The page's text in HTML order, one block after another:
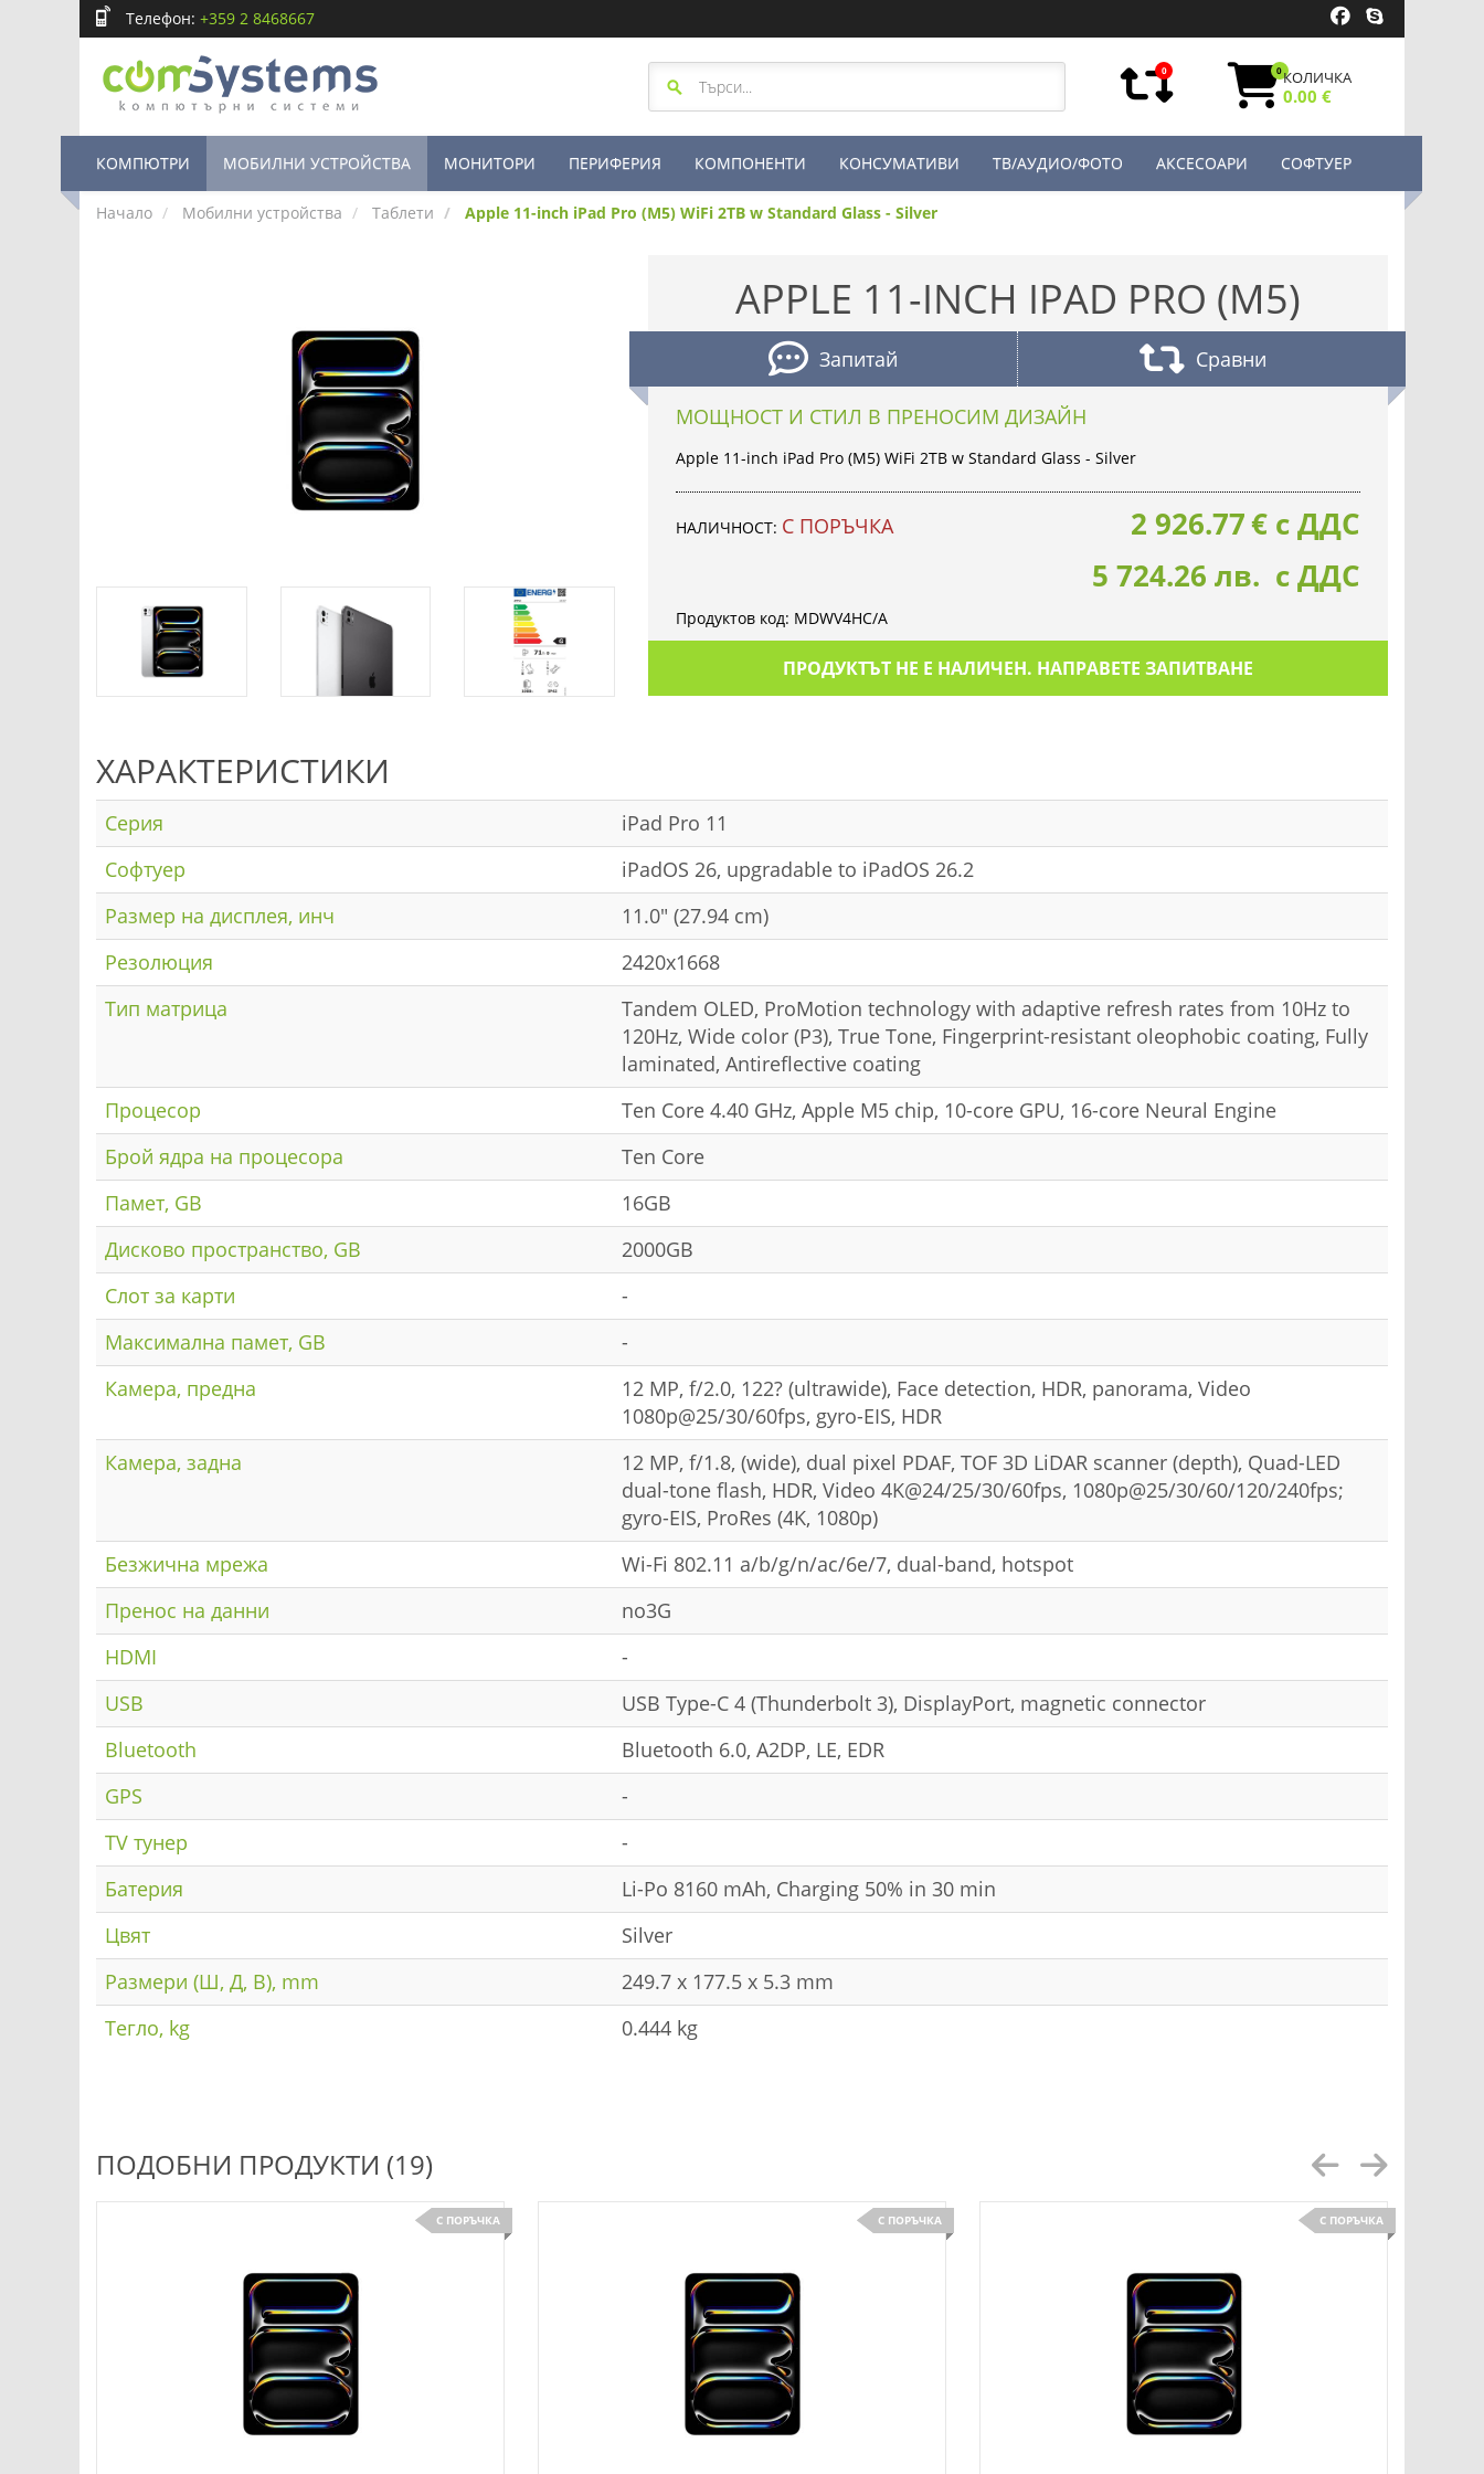
Телефон: +359 2 8468667
0 0КОЛИЧКА
0.00 €
КОМПЮТРИ МОБИЛНИ УСТРОЙСТВА МОНИТОРИ ПЕРИФЕРИЯ КОМПОНЕНТИ КОНСУМАТИВИ ТВ/АУДИО/ФОТО АКСЕСОАРИ СОФТУЕР
Начало Мобилни устройства Таблети Apple 11-inch iPad Pro (M5) WiFi 2TB w Standard Glass - Silver
APPLE 11-INCH IPAD PRO (M5)
Запитай Сравни
МОЩНОСТ И СТИЛ В ПРЕНОСИМ ДИЗАЙН
Apple 11-inch iPad Pro (M5) WiFi 2TB w Standard Glass - Silver
НАЛИЧНОСТ: С ПОРЪЧКА 2 926.77€ с ДДС
5 724.26 лв. с ДДС
Продуктов код: MDWV4HC/A
ПРОДУКТЪТ НЕ Е НАЛИЧЕН. НАПРАВЕТЕ ЗАПИТВАНЕ
ХАРАКТЕРИСТИКИ
Серия
iPad Pro 11
Софтуер
iPadOS 26, upgradable to iPadOS 26.2
Размер на дисплея, инч
11.0" (27.94 cm)
Резолюция
2420x1668
Тип матрица
Tandem OLED, ProMotion technology with adaptive refresh rates from 10Hz to
120Hz, Wide color (P3), True Tone, Fingerprint-resistant oleophobic coating, Fully
laminated, Antireflective coating
Процесор
Ten Core 4.40 GHz, Apple M5 chip, 10-core GPU, 16-core Neural Engine
Брой ядра на процесора
Ten Core
Памет, GB
16GB
Дисково пространство, GB
2000GB
Слот за карти
-
Максимална памет, GB
-
Камера, предна
12 MP, f/2.0, 122? (ultrawide), Face detection, HDR, panorama, Video
1080p@25/30/60fps, gyro-EIS, HDR
Камера, задна
12 MP, f/1.8, (wide), dual pixel PDAF, TOF 3D LiDAR scanner (depth), Quad-LED
dual-tone flash, HDR, Video 4K@24/25/30/60fps, 1080p@25/30/60/120/240fps;
gyro-EIS, ProRes (4K, 1080p)
Безжична мрежа
Wi-Fi 802.11 a/b/g/n/ac/6e/7, dual-band, hotspot
Пренос на данни
no3G
HDMI
-
USB
USB Type-C 4 (Thunderbolt 3), DisplayPort, magnetic connector
Bluetooth
Bluetooth 6.0, A2DP, LE, EDR
GPS
-
TV тунер
-
Батерия
Li-Po 8160 mAh, Charging 50% in 30 min
Цвят
Silver
Размери (Ш, Д, В), mm
249.7 x 177.5 x 5.3 mm
Тегло, kg
0.444 kg
ПОДОБНИ ПРОДУКТИ (19)
С ПОРЪЧКА С ПОРЪЧКА С ПОРЪЧКА